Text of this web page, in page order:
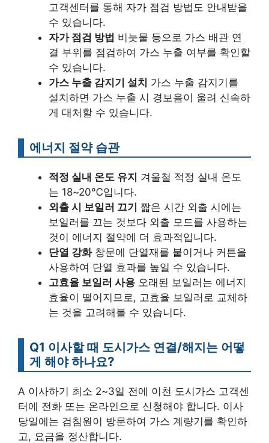
고객센터를 통해 자가 점검 방법도 안내받을
수 있습니다.
자가 점검 방법 비눗물 등으로 가스 배관 연
결 부위를 점검하여 가스 누출 여부를 확인할
수 있습니다.
가스 누출 감지기 설치 가스 누출 감지기를
설치하면 가스 누출 시 경보음이 울려 신속하
게 대처할 수 있습니다.
에너지 절약 습관
적정 실내 온도 유지 겨울철 적정 실내 온도
는 18~20℃입니다.
외출 시 보일러 끄기 짧은 시간 외출 시에는
보일러를 끄는 것보다 외출 모드를 사용하는
것이 에너지 절약에 더 효과적입니다.
단열 강화창문에 단열재를 붙이거나 커튼을
사용하여 단열 효과를 높일 수 있습니다.
고효율 보일러 사용 오래된 보일러는 에너지
효율이 떨어지므로, 고효율 보일러로 교체하
는 것을 고려해볼 수 있습니다.
Q1 이사할 때 도시가스 연결/해지는 어떻
게 해야 하나요?
A 이사하기 최소 2~3일 전에 이천 도시가스 고객센
터에 전화 또는 온라인으로 신청해야 합니다. 이사
당일에는 검침원이 방문하여 가스 계량기를 확인하
고, 요금을 정산합니다.